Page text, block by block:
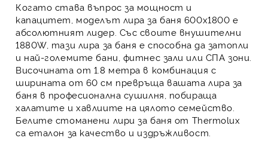
Когато става въпрос за мощност и
капацитет, моделът лира за баня 600х1800 е
абсолютният лидер. Със своите внушителни
1880W, тази лира за баня е способна да затопли
и най-големите бани, фитнес зали или СПА зони.
Височината от 1.8 метра в комбинация с
ширината от 60 см превръща вашаталира за
баня в професионална сушилня, побираща
халатите и хавлиите на цялото семейство.
Белите стоманени лири за баня от Thermolux
са еталон за качество и издръжливост.